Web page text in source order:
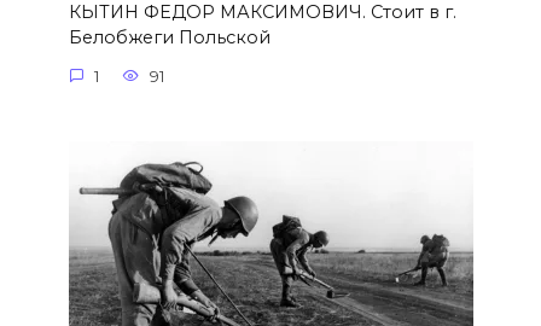
КЫТИН ФЕДОР МАКСИМОВИЧ. Стоит в г.
Белобжеги Польской
1 91